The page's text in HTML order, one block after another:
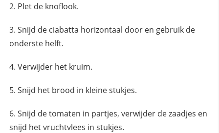
Plet de knoflook.
Snijd de ciabatta horizontaal door en gebruik de
onderste helft.
Verwijder het kruim.
Snijd het brood in kleine stukjes.
Snijd de tomaten in partjes, verwijder de zaadjes en
snijd het vruchtvlees in stukjes.